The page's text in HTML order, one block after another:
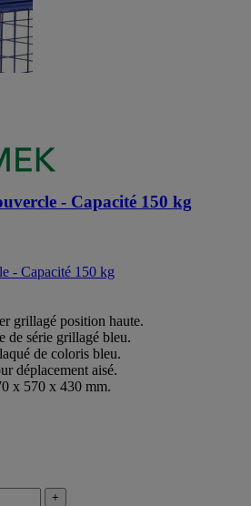
- Capacité 150 kg
- Capacité 150 kg
grillagé position haute.
de série grillagé bleu.
de coloris bleu.
déplacement aisé.
x 570 x 430 mm.
+